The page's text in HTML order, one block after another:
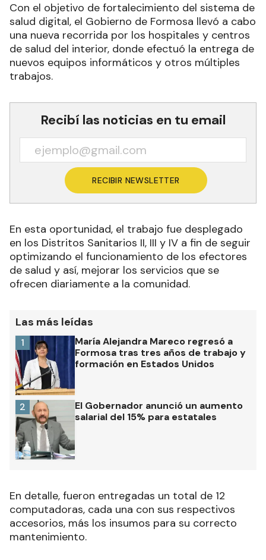
Con el objetivo de fortalecimiento del sistema de
salud digital, el Gobierno de Formosa llevó a cabo
una nueva recorrida por los hospitales y centros
de salud del interior, donde efectuó la entrega de
nuevos equipos informáticos y otros múltiples
trabajos.
Recibí las noticias en tu email
RECIBIR NEWSLETTER
En esta oportunidad, el trabajo fue desplegado
en los Distritos Sanitarios II, III y IV a fin de seguir
optimizando el funcionamiento de los efectores
de salud y así, mejorar los servicios que se
ofrecen diariamente a la comunidad.
Las más leídas
María Alejandra Mareco regresó a
Formosa tras tres años de trabajo y
formación en Estados Unidos
1
El Gobernador anunció un aumento
salarial del 15% para estatales
2
En detalle, fueron entregadas un total de 12
computadoras, cada una con sus respectivos
accesorios, más los insumos para su correcto
mantenimiento.